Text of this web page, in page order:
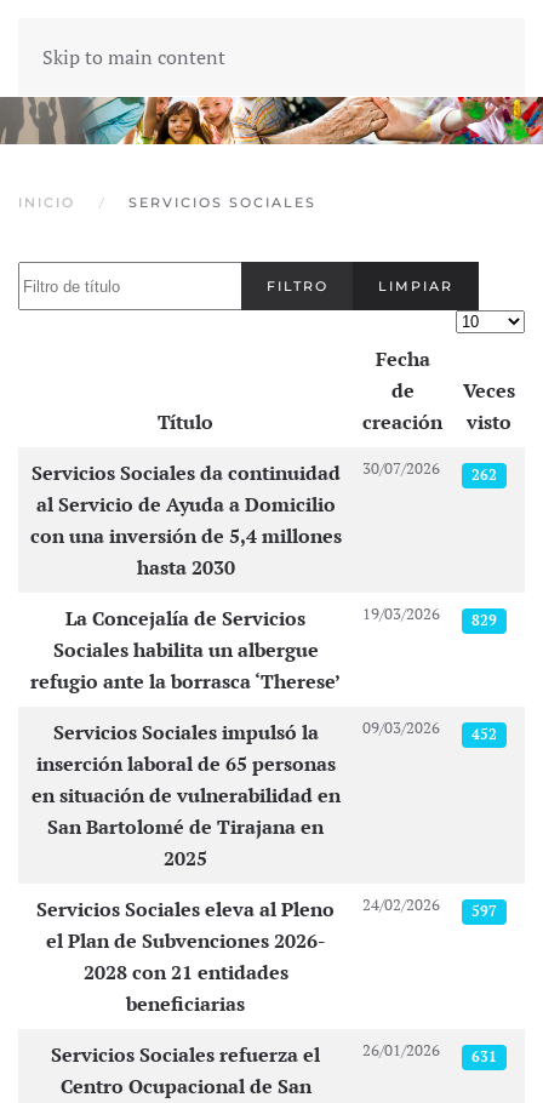
Skip to main content
INICIO SERVICIOS SOCIALES
Filtro de título FILTRO LIMPIAR
Cantidad
Artículos
Título
Fecha
de
creación
Veces
visto
Servicios Sociales da continuidad
al Servicio de Ayuda a Domicilio
con una inversión de 5,4 millones
hasta 2030
30/07/2026 262
La Concejalía de Servicios
Sociales habilita un albergue
refugio ante la borrasca ‘Therese’
19/03/2026 829
Servicios Sociales impulsó la
inserción laboral de 65 personas
en situación de vulnerabilidad en
San Bartolomé de Tirajana en
2025
09/03/2026 452
Servicios Sociales eleva al Pleno
el Plan de Subvenciones 2026-
2028 con 21 entidades
beneficiarias
24/02/2026 597
Servicios Sociales refuerza el
Centro Ocupacional de San
26/01/2026 631